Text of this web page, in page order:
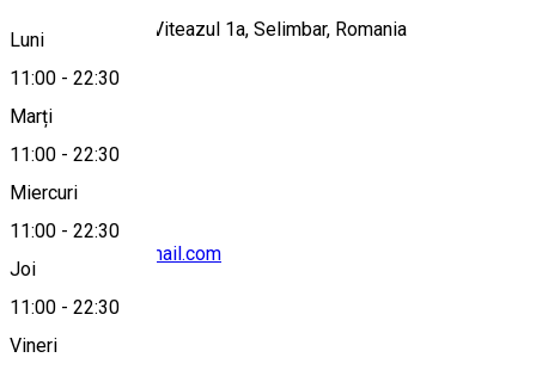
Luni
11:00 - 22:30
Marți
11:00 - 22:30
Miercuri
11:00 - 22:30
Joi
11:00 - 22:30
Vineri
Bulevardul Mihai Viteazul 1a, Selimbar, Romania
Hartă
mkrollmaster@gmail.com